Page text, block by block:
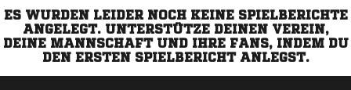
ES WURDEN LEIDER NOCH KEINE SPIELBERICHTE
ANGELEGT. UNTERSTÜTZE DEINEN VEREIN,
DEINE MANNSCHAFT UND IHRE FANS, INDEM DU
DEN ERSTEN SPIELBERICHT ANLEGST.